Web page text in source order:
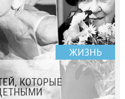
ЖИЗНЬ
КОТОРЫЕ